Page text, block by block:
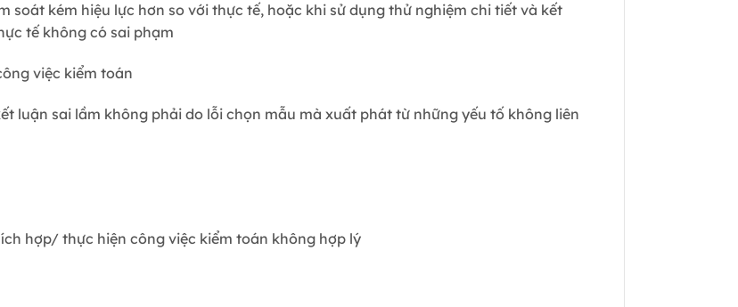
soát kém hiệu lực hơn so với thực tế, hoặc khi sử dụng thử nghiệm chi tiết và kết
tế không có sai phạm
việc kiểm toán
luận sai lầm không phải do lỗi chọn mẫu mà xuất phát từ những yếu tố không liên
hợp/ thực hiện công việc kiểm toán không hợp lý